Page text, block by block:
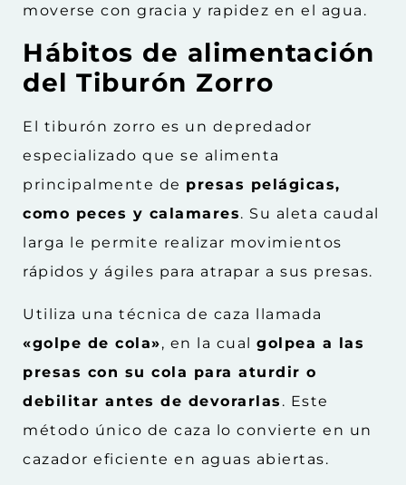
moverse con gracia y rapidez en el agua.
Hábitos de alimentación
del Tiburón Zorro
El tiburón zorro es un depredador
especializado que se alimenta
principalmente de presas pelágicas,
como peces y calamares. Su aleta caudal
larga le permite realizar movimientos
rápidos y ágiles para atrapar a sus presas.
Utiliza una técnica de caza llamada
«golpe de cola», en la cual golpea a las
presas con su cola para aturdir o
debilitar antes de devorarlas . Este
método único de caza lo convierte en un
cazador eficiente en aguas abiertas.